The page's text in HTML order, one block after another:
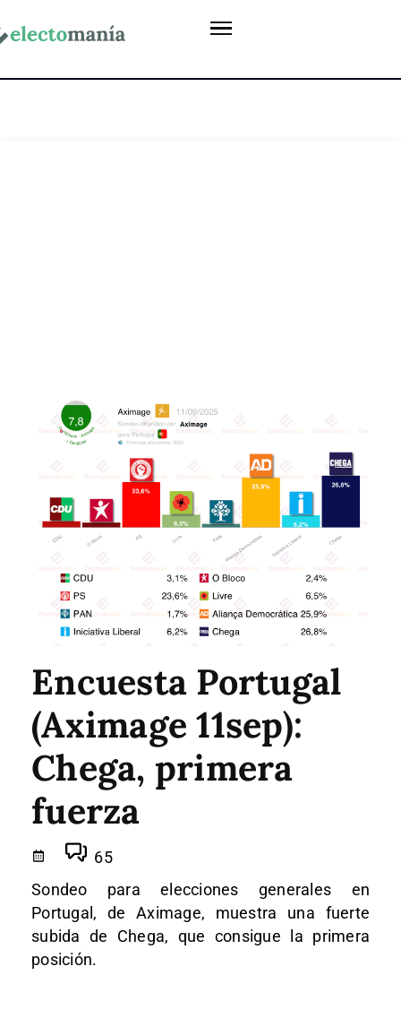
Encuesta Portugal
(Aximage 11sep):
Chega, primera
fuerza
65
Sondeo para elecciones generales en
Portugal, de Aximage, muestra una fuerte
subida de Chega, que consigue la primera
posición.